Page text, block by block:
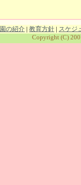
園の紹介 | 教育方針 | スケジ
Copyright (C)